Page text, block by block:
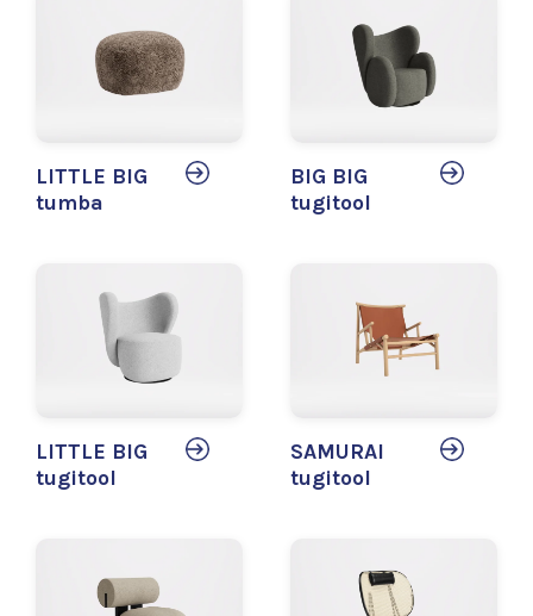
LITTLE BIG
tumba
BIG BIG
tugitool
LITTLE BIG
tugitool
SAMURAI
tugitool